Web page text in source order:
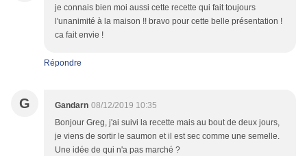
je connais bien moi aussi cette recette qui fait toujours
l'unanimité à la maison !! bravo pour cette belle présentation !
ca fait envie !
Répondre
G Gandarn 08/12/2019 10:35
Bonjour Greg, j'ai suivi la recette mais au bout de deux jours,
je viens de sortir le saumon et il est sec comme une semelle.
Une idée de qui n'a pas marché ?